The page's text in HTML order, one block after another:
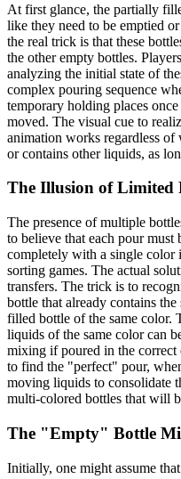
At first glance, the partially
like they need to be emptied
the real trick is that these
the other empty bottles.
analyzing the initial state of
complex pouring sequence
temporary holding places
moved. The visual cue to
animation works regardless
or contains other liquids, as
The Illusion of Limited
The presence of multiple
to believe that each pour
completely with a single color
sorting games. The actual
transfers. The trick is to
bottle that already contains
filled bottle of the same color.
liquids of the same color can
mixing if poured in the correct
to find the "perfect" pour,
moving liquids to consolidate
multi-colored bottles that will
The "Empty" Bottle
Initially, one might assume